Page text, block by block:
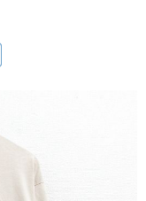
ラッセル・アスレチ